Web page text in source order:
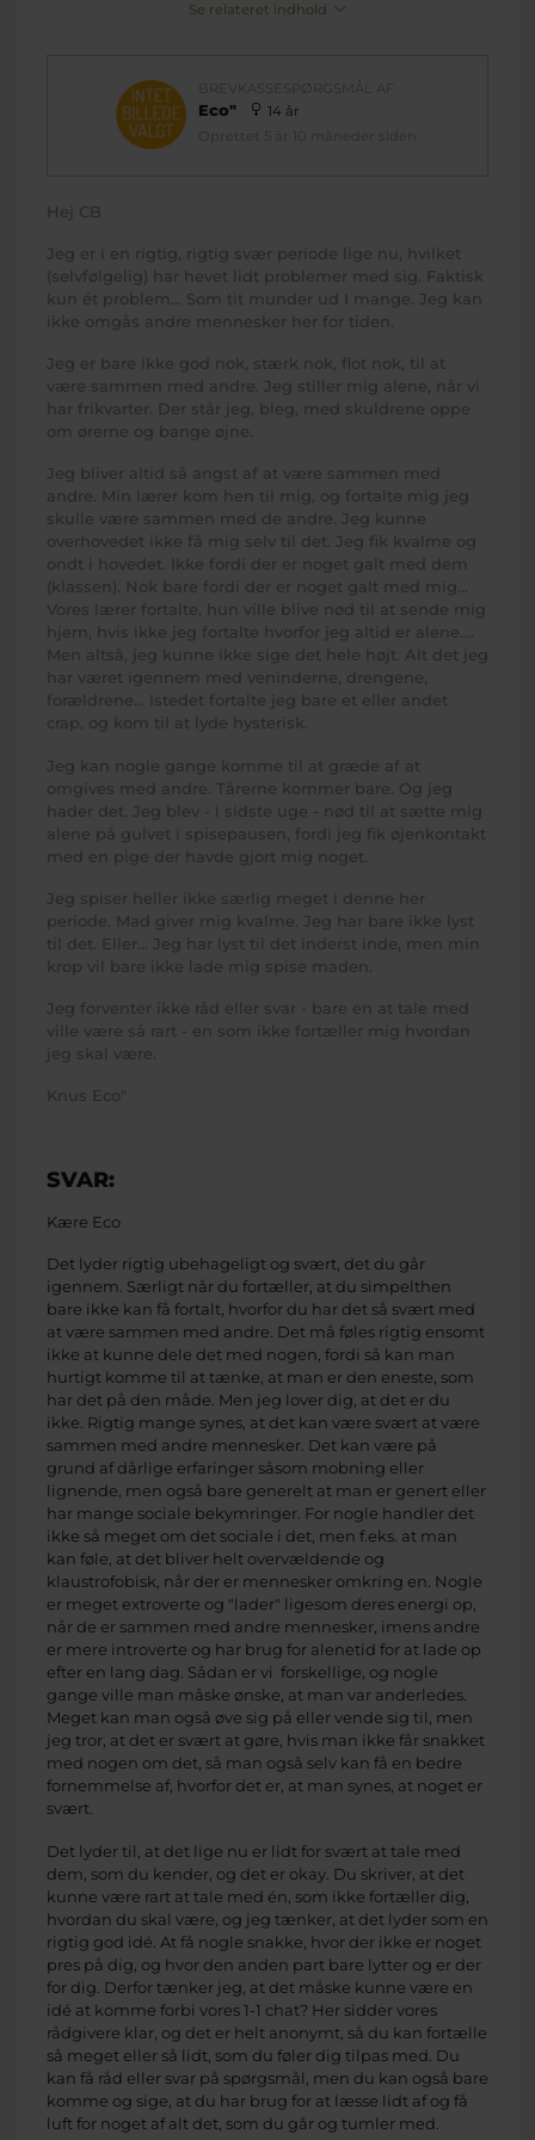
Se relateret indhold
BREVKASSESPØRGSMÅL AF
Eco"
14 år
Oprettet 5 år 10 måneder siden
Hej CB
Jeg er i en rigtig, rigtig svær periode lige nu, hvilket
(selvfølgelig) har hevet lidt problemer med sig. Faktisk
kun ét problem... Som tit munder ud I mange. Jeg kan
ikke omgås andre mennesker her for tiden.
Jeg er bare ikke god nok, stærk nok, flot nok, til at
være sammen med andre. Jeg stiller mig alene, når vi
har frikvarter. Der står jeg, bleg, med skuldrene oppe
om ørerne og bange øjne.
Jeg bliver altid så angst af at være sammen med
andre. Min lærer kom hen til mig, og fortalte mig jeg
skulle være sammen med de andre. Jeg kunne
overhovedet ikke få mig selv til det. Jeg fik kvalme og
ondt i hovedet. Ikke fordi der er noget galt med dem
(klassen). Nok bare fordi der er noget galt med mig...
Vores lærer fortalte, hun ville blive nød til at sende mig
hjem, hvis ikke jeg fortalte hvorfor jeg altid er alene....
Men altså, jeg kunne ikke sige det hele højt. Alt det jeg
har været igennem med veninderne, drengene,
forældrene... Istedet fortalte jeg bare et eller andet
crap, og kom til at lyde hysterisk.
Jeg kan nogle gange komme til at græde af at
omgives med andre. Tårerne kommer bare. Og jeg
hader det. Jeg blev - i sidste uge - nød til at sætte mig
alene på gulvet i spisepausen, fordi jeg fik øjenkontakt
med en pige der havde gjort mig noget.
Jeg spiser heller ikke særlig meget i denne her
periode. Mad giver mig kvalme. Jeg har bare ikke lyst
til det. Eller... Jeg har lyst til det inderst inde, men min
krop vil bare ikke lade mig spise maden.
Jeg forventer ikke råd eller svar - bare en at tale med
ville være så rart - en som ikke fortæller mig hvordan
jeg skal være.
Knus Eco"
SVAR:
Kære Eco
Det lyder rigtig ubehageligt og svært, det du går
igennem. Særligt når du fortæller, at du simpelthen
bare ikke kan få fortalt, hvorfor du har det så svært med
at være sammen med andre. Det må føles rigtig ensomt
ikke at kunne dele det med nogen, fordi så kan man
hurtigt komme til at tænke, at man er den eneste, som
har det på den måde. Men jeg lover dig, at det er du
ikke. Rigtig mange synes, at det kan være svært at være
sammen med andre mennesker. Det kan være på
grund af dårlige erfaringer såsom mobning eller
lignende, men også bare generelt at man er genert eller
har mange sociale bekymringer. For nogle handler det
ikke så meget om det sociale i det, men f.eks. at man
kan føle, at det bliver helt overvældende og
klaustrofobisk, når der er mennesker omkring en. Nogle
er meget extroverte og "lader" ligesom deres energi op,
når de er sammen med andre mennesker, imens andre
er mere introverte og har brug for alenetid for at lade op
efter en lang dag. Sådan er vi forskellige, og nogle
gange ville man måske ønske, at man var anderledes.
Meget kan man også øve sig på eller vende sig til, men
jeg tror, at det er svært at gøre, hvis man ikke får snakket
med nogen om det, så man også selv kan få en bedre
fornemmelse af, hvorfor det er, at man synes, at noget er
svært.
Det lyder til, at det lige nu er lidt for svært at tale med
dem, som du kender, og det er okay. Du skriver, at det
kunne være rart at tale med én, som ikke fortæller dig,
hvordan du skal være, og jeg tænker, at det lyder som en
rigtig god idé. At få nogle snakke, hvor der ikke er noget
pres på dig, og hvor den anden part bare lytter og er der
for dig. Derfor tænker jeg, at det måske kunne være en
idé at komme forbi vores 1-1 chat? Her sidder vores
rådgivere klar, og det er helt anonymt, så du kan fortælle
så meget eller så lidt, som du føler dig tilpas med. Du
kan få råd eller svar på spørgsmål, men du kan også bare
komme og sige, at du har brug for at læsse lidt af og få
luft for noget af alt det, som du går og tumler med.